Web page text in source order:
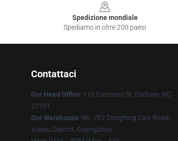
Spedizione mondiale
Spediamo in oltre 200 paesi
Contattaci
Our Head Office: 110 Corcoran St, Durham, NC
27701
Our Warehouse: No. 707 Dongfeng East Road,
Yuexiu District, Guangzhou